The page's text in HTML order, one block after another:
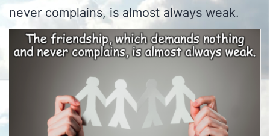
never complains, is almost always weak.